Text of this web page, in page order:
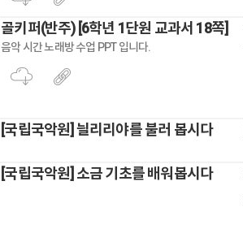
골키퍼(반주) [6학년 1단원 교과서 18쪽]
음악 시간 노래방 수업 PPT 입니다.
[국립국악원] 늴리리야를 불러 봅시다
[국립국악원] 소금 기초를 배워봅시다